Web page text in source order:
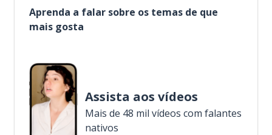
Aprenda a falar sobre os temas de que
mais gosta
Assista aos vídeos
Mais de 48 mil vídeos com falantes
nativos